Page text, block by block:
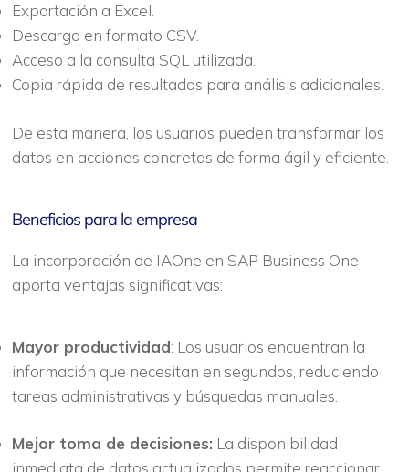
Exportación a Excel.
Descarga en formato CSV.
Acceso a la consulta SQL utilizada.
Copia rápida de resultados para análisis adicionales.
De esta manera, los usuarios pueden transformar los
datos en acciones concretas de forma ágil y eficiente.
Beneficios para la empresa
La incorporación de IAOne en SAP Business One
aporta ventajas significativas:
Mayor productividad: Los usuarios encuentran la
información que necesitan en segundos, reduciendo
tareas administrativas y búsquedas manuales.
Mejor toma de decisiones: La disponibilidad
inmediata de datos actualizados permite reaccionar